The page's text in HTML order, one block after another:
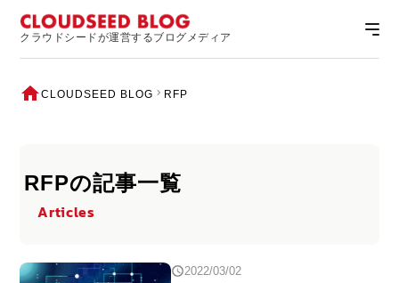
クラウドシードが運営するブログメディア
CLOUDSEED BLOG RFP
RFPの記事一覧
Articles
2022/03/02